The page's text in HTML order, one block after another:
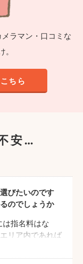
ラマン・口コミな
ちら
安…
びたいのです
のでしょうか
指名料はな
リア内であれば
、お好きなプ